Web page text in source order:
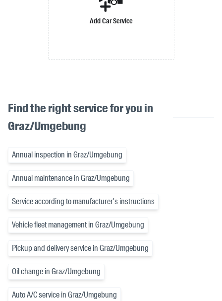
Add Car Service
Find the right service for you in
Graz/Umgebung
Annual inspection in Graz/Umgebung
Annual maintenance in Graz/Umgebung
Service according to manufacturer's instructions
Vehicle fleet management in Graz/Umgebung
Pickup and delivery service in Graz/Umgebung
Oil change in Graz/Umgebung
Auto A/C service in Graz/Umgebung